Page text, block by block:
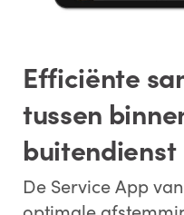
Efficiënte
tussen
buitendienst
De Service App